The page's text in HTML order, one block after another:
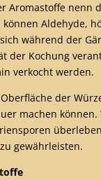
Aromastoffe nenn
Aldehyde,
während der
der Kochung
verkocht werden.
der
machen
gewährleisten.